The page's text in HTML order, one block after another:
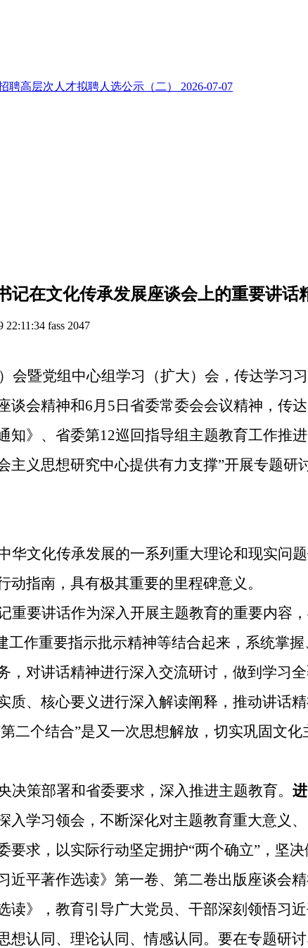
聘高层次人才拟聘人选公示（二） 2026-07-07
记在文化传承发展座谈会上的重要讲话
22:11:34 fass 2047
会暨党组中心组学习（扩大）会， 传达学习
谈会精神和6月5日省委常委会会议精神 ， 传
知》、省委第12巡回指导组主题教育工作推
义思想研究中心提供有力支撑”开展专题研讨
华文化传承发展的一系列重大理论和现实问
指南，具有极其重要的里程碑意义。
重要讲话作为深入开展主题教育的重要内容
工作重要指示批示精神等结合起来，系统掌
对讲话精神进行深入交流研讨，做到学习全
质、核心要义进行深入解读阐释，推动讲话
二个结合”是又一次思想解放，切实巩固文
策部署和省委要求，深入推进主题教育。
入学习领会，不断深化对主题教育重大意义
求，以实际行动坚定拥护“两个确立”，坚决
近平著作选读》第一卷、第二卷出版座谈会
》，教育引导广大党员、干部深刻领悟习
想认同、理论认同、情感认同。要在专题研讨